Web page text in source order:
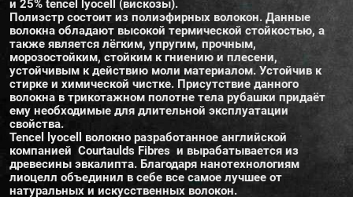
и 25% tencel lyocell (вискозы).
Полиэстр состоит из полиэфирных волокон. Данные
волокна обладают высокой термической стойкостью, а
также является лёгким, упругим, прочным,
морозостойким, стойким к гниению и плесени,
устойчивым к действию моли материалом. Устойчив к
стирке и химической чистке. Присутствие данного
волокна в трикотажном полотне тела рубашки придаёт
ему необходимые для длительной эксплуатации
свойства.
Tencel lyocell волокно разработанное английской
компанией Courtaulds Fibres и вырабатывается из
древесины эвкалипта. Благодаря нанотехнологиям
лиоцелл объединил в себе все самое лучшее от
натуральных и искусственных волокон.